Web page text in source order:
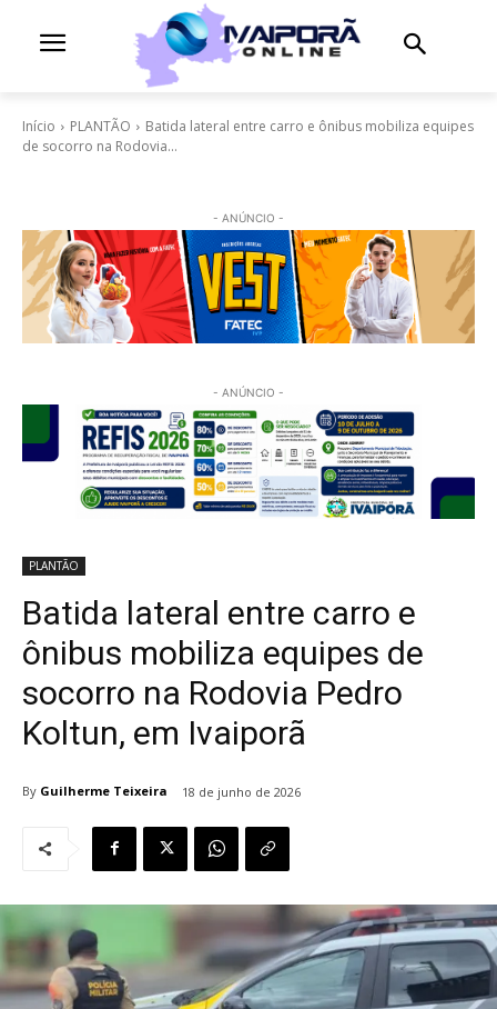
Início PLANTÃO
Batida lateral entre carro e ônibus mobiliza equipes
de socorro na Rodovia...
- ANÚNCIO -
- ANÚNCIO -
PLANTÃO
Batida lateral entre carro e
ônibus mobiliza equipes de
socorro na Rodovia Pedro
Koltun, em Ivaiporã
By Guilherme Teixeira 18 de junho de 2026